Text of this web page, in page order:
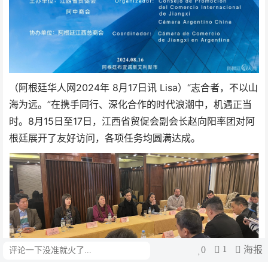
（阿根廷华人网2024年 8月17日讯 Lisa）“志合者，不以山
海为远。”在携手同行、深化合作的时代浪潮中，机遇正当
时。8月15日至17日，江西省贸促会副会长赵向阳率团对阿
根廷展开了友好访问，各项任务均圆满达成。
评论 0 1 海报